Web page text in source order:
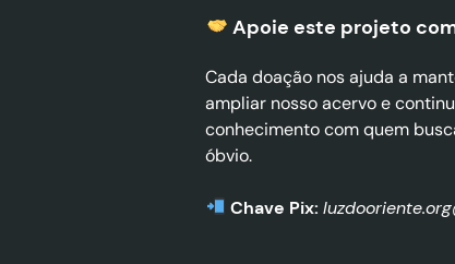
Apoie este projeto
Cada doação nos ajuda a
ampliar nosso acervo e
conhecimento com quem
óbvio.
Chave Pix: